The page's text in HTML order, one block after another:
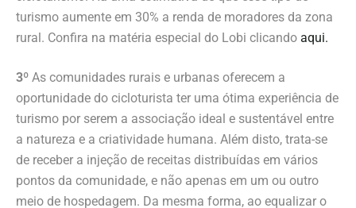
turismo aumente em 30% a renda de moradores da zona
rural. Confira na matéria especial do Lobi clicando aqui.
3º As comunidades rurais e urbanas oferecem a
oportunidade do cicloturista ter uma ótima experiência de
turismo por serem a associação ideal e sustentável entre
a natureza e a criatividade humana. Além disto, trata-se
de receber a injeção de receitas distribuídas em vários
pontos da comunidade, e não apenas em um ou outro
meio de hospedagem. Da mesma forma, ao equalizar o